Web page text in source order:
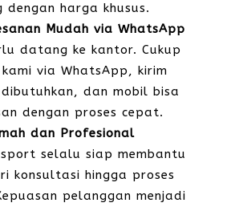
dengan harga khusus.
Mudah via WhatsApp
datang ke kantor. Cukup
via WhatsApp, kirim
dan mobil bisa
dengan proses cepat.
dan Profesional
selalu siap membantu
konsultasi hingga proses
pelanggan menjadi